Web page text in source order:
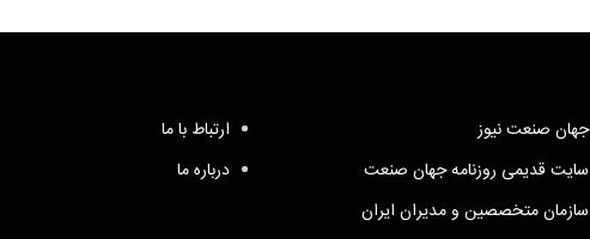
جهان صنعت نیوز
سایت قدیمی روزنامه جهان صنعت
سازمان متخصصین و مدیران ایران
ارتباط با ما
درباره ما